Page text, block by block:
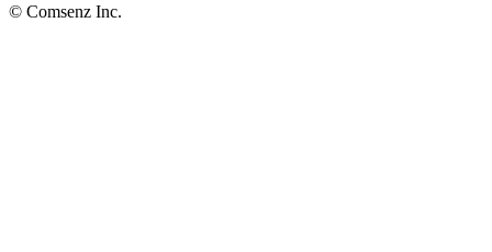
© Comsenz Inc.